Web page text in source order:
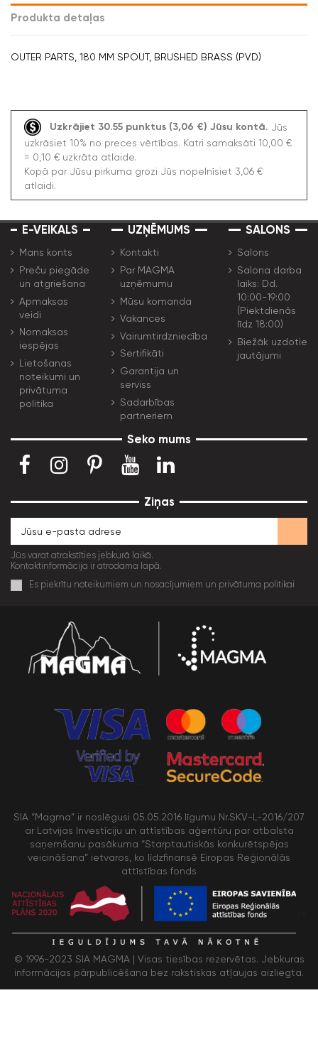
Produkta detaļas
OUTER PARTS, 180 MM SPOUT, BRUSHED BRASS (PVD)
Uzkrājiet 30.55 punktus (3,06 €) Jūsu kontā.
Jūs
uzkrāsiet 10% no preces vērtības. Katri samaksāti 10,00 €
= 0,10 € uzkrāta atlaide.
Kopā par Jūsu pirkuma grozi Jūs nopelnīsiet 3,06 €
atlaidi.
E-VEIKALS
Mans konts
Preču piegāde
un atgriešana
Apmaksas
veidi
Nomaksas
iespējas
Lietošanas
noteikumi un
privātuma
politika
UZŅĒMUMS
Kontakti
Par MAGMA
uzņēmumu
Mūsu komanda
Vakances
Vairumtirdzniecība
Sertifikāti
Garantija un
serviss
Sadarbības
partneriem
SALONS
Salons
Salona darba
laiks: Dd.
10:00-19:00
(Piektdienās
līdz 18:00)
Biežāk uzdotie
jautājumi
Seko mums
Ziņas
Jūs varat atrakstīties jebkurā laikā.
Kontaktinformācija ir atrodama lapā.
Es piekrītu noteikumiem un nosacījumiem un privātuma politikai
SIA “Magma” ir noslēgusi 05.05.2016 līgumu Nr.SKV-L-2016/207
ar Latvijas Investīciju un attīstības aģentūru par atbalsta
saņemšanu pasākuma “Starptautiskās konkurētspējas
veicināšana” ietvaros, ko līdzfinansē Eiropas Reģionālās
attīstības fonds
© 1996-2023 SIA MAGMA | Visas tiesības rezervētas. Jebkuras
informācijas pārpublicēšana bez rakstiskas atļaujas aizliegta.